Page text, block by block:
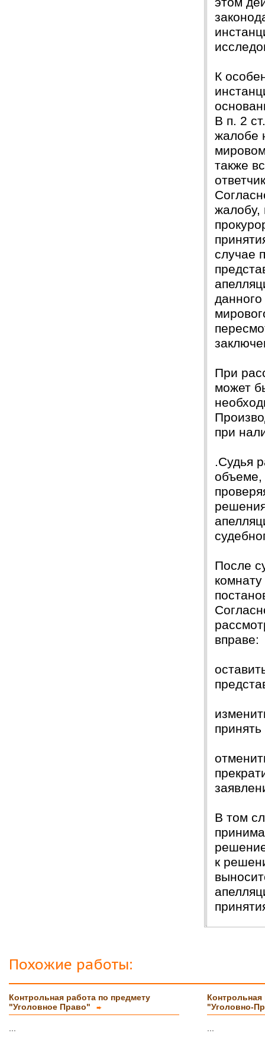
К
В п. 2
жалобе
также
жалобу,
случае
При
может
при
.Судья
объеме,
После
вправе:
В том
к
Похожие работы:
Контрольная работа по предмету
"Уголовное Право"
➨
Контрольная
"Уголовно-